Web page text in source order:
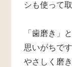
シも使って
「歯磨き」
思いがちで
やさしく磨